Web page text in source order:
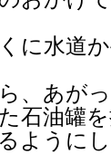
に水道
、あが
石油罐
ように